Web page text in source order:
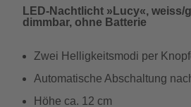
LED-Nachtlicht »Lucy«, weiss/
dimmbar, ohne Batterie
Zwei Helligkeitsmodi per
Automatische Abschaltung
Höhe ca. 12 cm